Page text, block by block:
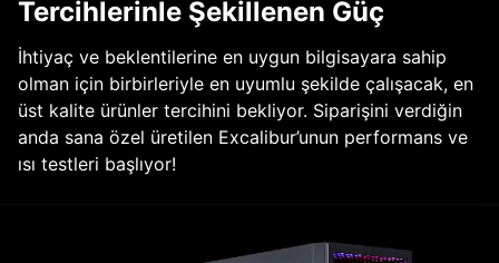
Tercihlerinle Şekillenen Güç
İhtiyaç ve beklentilerine en uygun bilgisayara sahip
olman için birbirleriyle en uyumlu şekilde çalışacak, en
üst kalite ürünler tercihini bekliyor. Siparişini verdiğin
anda sana özel üretilen Excalibur’unun performans ve
ısı testleri başlıyor!